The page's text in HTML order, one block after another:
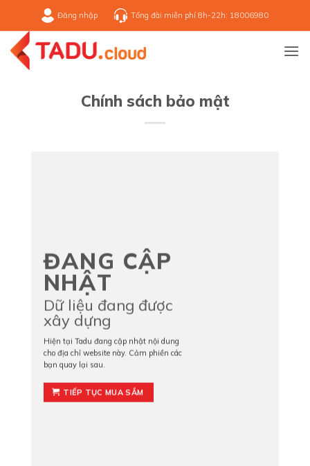
nội
dung
Đăng nhập Tổng đài miễn phí 8h-22h: 18006980
Chính sách bảo mật
ĐANG CẬP
NHẬT
Dữ liệu đang được
xây dựng
Hiện tại Tadu đang cập nhật nội dung
cho địa chỉ website này. Cảm phiền các
bạn quay lại sau.
TIẾP TỤC MUA SẮM